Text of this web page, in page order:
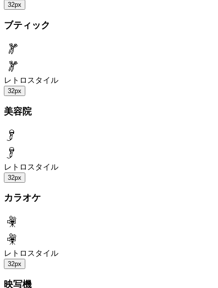
32px
ブティック
レトロスタイル
32px
美容院
レトロスタイル
32px
カラオケ
レトロスタイル
32px
映写機